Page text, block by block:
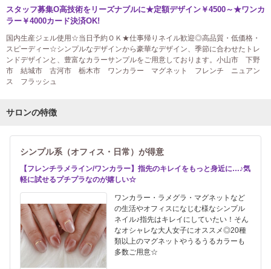
スタッフ募集О高技術をリーズナブルに★定額デザイン￥4500～★ワンカ
ラー￥4000カード決済OK!
国内生産ジェル使用☆当日予約ＯＫ★仕事帰りネイル歓迎◎高品質・低価格・
スピーディー☆シンプルなデザインから豪華なデザイン、季節に合わせたトレ
ンドデザインと、豊富なカラーサンプルをご用意しております。小山市 下野
市 結城市 古河市 栃木市 ワンカラー マグネット フレンチ ニュアン
ス フラッシュ
サロンの特徴
シンプル系（オフィス・日常）が得意
【フレンチラメライン/ワンカラー】指先のキレイをもっと身近に…♪気
軽に試せるプチプラなのが嬉しい☆
ワンカラー・ラメグラ・マグネットなど
の生活やオフィスになじむ様なシンプル
ネイル♪指先はキレイにしていたい！そん
なオシャレな大人女子にオススメ◎20種
類以上のマグネットやうるうるカラーも
多数ご用意☆